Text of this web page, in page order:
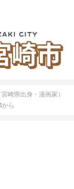
崎県出身・漫画家）
ら